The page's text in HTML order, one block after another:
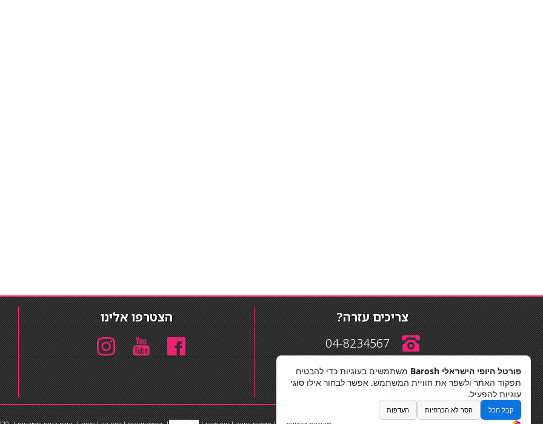
צריכים עזרה?
04-8234567
info@barosh.co.il
הצטרפו אלינו
פורטל היופי הישראלי Barosh
משתמשים בעוגיות כדי להבטיח
תפקוד האתר ולשפר את חוויית המשתמש. אפשר לבחור אילו סוגי
עוגיות להפעיל.
קבל הכל הסר לא הכרחיות העדפות